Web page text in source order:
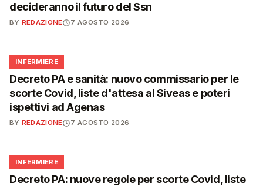
decideranno il futuro del Ssn
BY REDAZIONE 7 AGOSTO 2026
🩺
INFERMIERE
Decreto PA e sanità: nuovo commissario per le
scorte Covid, liste d'attesa al Siveas e poteri
ispettivi ad Agenas
BY REDAZIONE 7 AGOSTO 2026
🩺
INFERMIERE
Decreto PA: nuove regole per scorte Covid, liste